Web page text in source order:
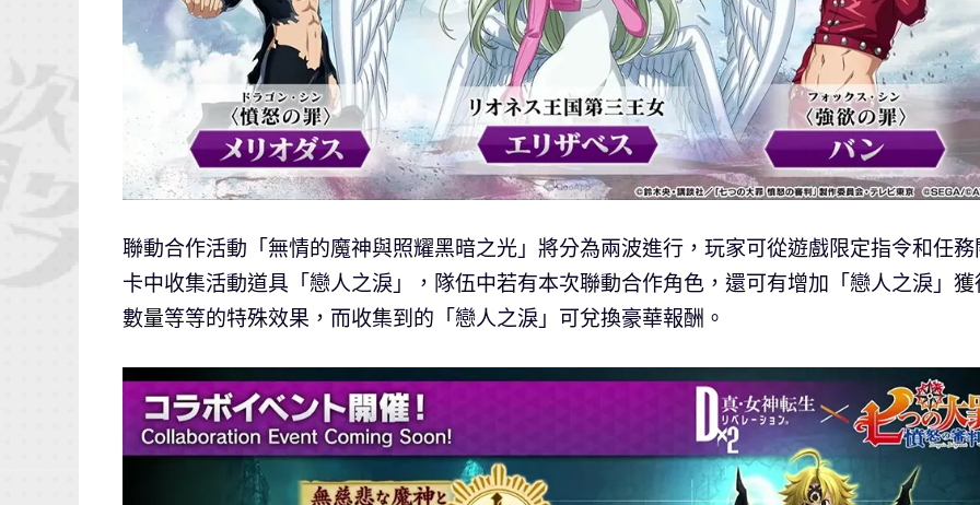
聯動合作活動「無情的魔神與照耀黑暗之光」將分為兩波進行，玩家可從遊戲限定指令和任務
卡中收集活動道具「戀人之淚」，隊伍中若有本次聯動合作角色，還可有增加「戀人之淚」獲
數量等等的特殊效果，而收集到的「戀人之淚」可兌換豪華報酬。